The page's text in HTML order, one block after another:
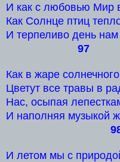
И как с любовью Мир
Как Солнце птиц
И терпеливо
97
Как в жаре
Цветут все травы в
Нас, осыпая
И наполняя
И летом мы с